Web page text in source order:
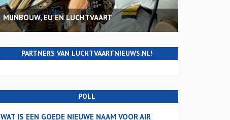
MIJNBOUW, EU EN LUCHTVAART
PARTNERS VAN LUCHTVAARTNIEUWS.NL!
POLL
WAT IS EEN GOEDE NIEUWE NAAM VOOR AIR